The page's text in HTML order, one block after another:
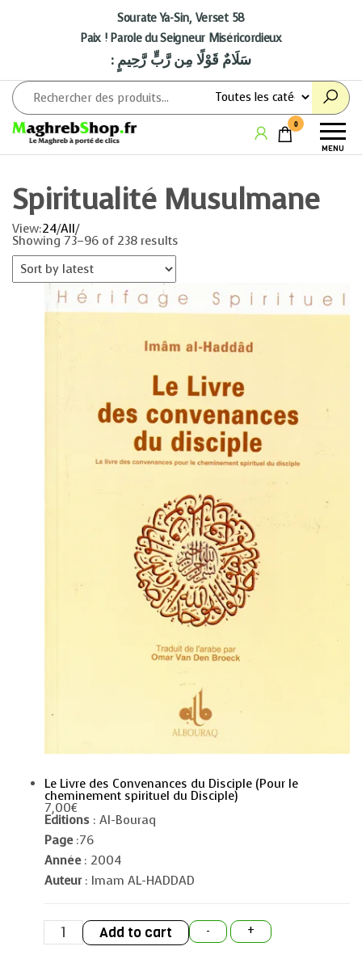
Sourate Ya-Sin, Verset 58
Paix ! Parole du Seigneur Miséricordieux
: سَلَامٌ قَوْلًا مِن رَّبٍّ رَّحِيمٍ
Maghrebshop
à porter
MENU
0
Spiritualité Musulmane
View:24/All/
Showing 73–96 of 238 results
Le Livre des Convenances du Disciple (Pour le
cheminement spirituel du Disciple)
7,00€
Editions : Al-Bouraq
Page:76
Année : 2004
Auteur : Imam AL-HADDAD
-
Le
Livre
des
+
Add to cart